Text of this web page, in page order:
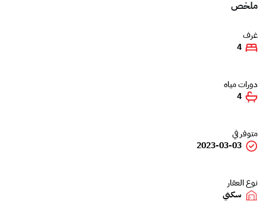
ملخص
غرف
4
دورات مياه
4
متوفر في
2023-03-03
نوع العقار
سكني